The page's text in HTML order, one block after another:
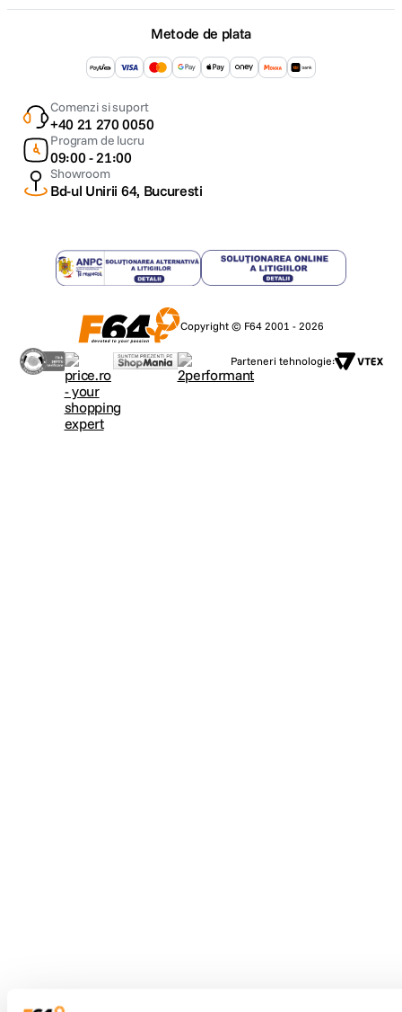
Metode de plata
Comenzi si suport
+40 21 270 0050
Program de lucru
09:00 - 21:00
Showroom
Bd-ul Unirii 64, Bucuresti
Copyright © F64 2001 - 2026
Parteneri tehnologie: